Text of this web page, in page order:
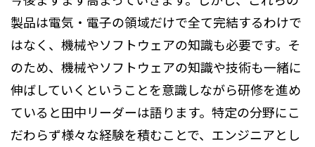
製品は電気・電子の領域だけで全て完結するわけで
はなく、機械やソフトウェアの知識も必要です。そ
のため、機械やソフトウェアの知識や技術も一緒に
伸ばしていくということを意識しながら研修を進め
ていると田中リーダーは語ります。特定の分野にこ
だわらず様々な経験を積むことで、エンジニアとし